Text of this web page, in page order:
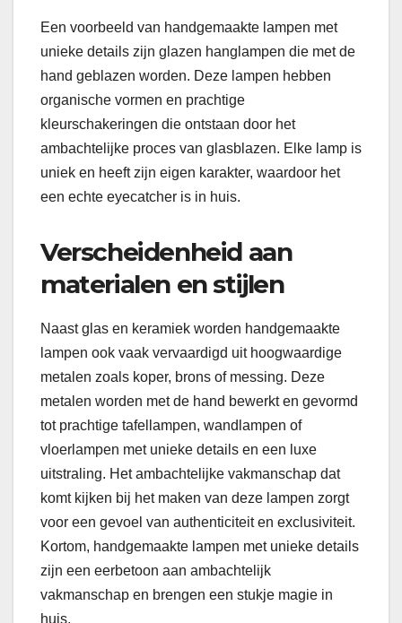
Een voorbeeld van handgemaakte lampen met
unieke details zijn glazen hanglampen die met de
hand geblazen worden. Deze lampen hebben
organische vormen en prachtige
kleurschakeringen die ontstaan door het
ambachtelijke proces van glasblazen. Elke lamp is
uniek en heeft zijn eigen karakter, waardoor het
een echte eyecatcher is in huis.
Verscheidenheid aan
materialen en stijlen
Naast glas en keramiek worden handgemaakte
lampen ook vaak vervaardigd uit hoogwaardige
metalen zoals koper, brons of messing. Deze
metalen worden met de hand bewerkt en gevormd
tot prachtige tafellampen, wandlampen of
vloerlampen met unieke details en een luxe
uitstraling. Het ambachtelijke vakmanschap dat
komt kijken bij het maken van deze lampen zorgt
voor een gevoel van authenticiteit en exclusiviteit.
Kortom, handgemaakte lampen met unieke details
zijn een eerbetoon aan ambachtelijk
vakmanschap en brengen een stukje magie in
huis.